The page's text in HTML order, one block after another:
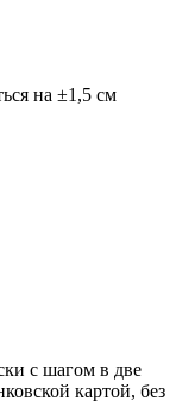
на ±1,5 см
с шагом в две
картой, без